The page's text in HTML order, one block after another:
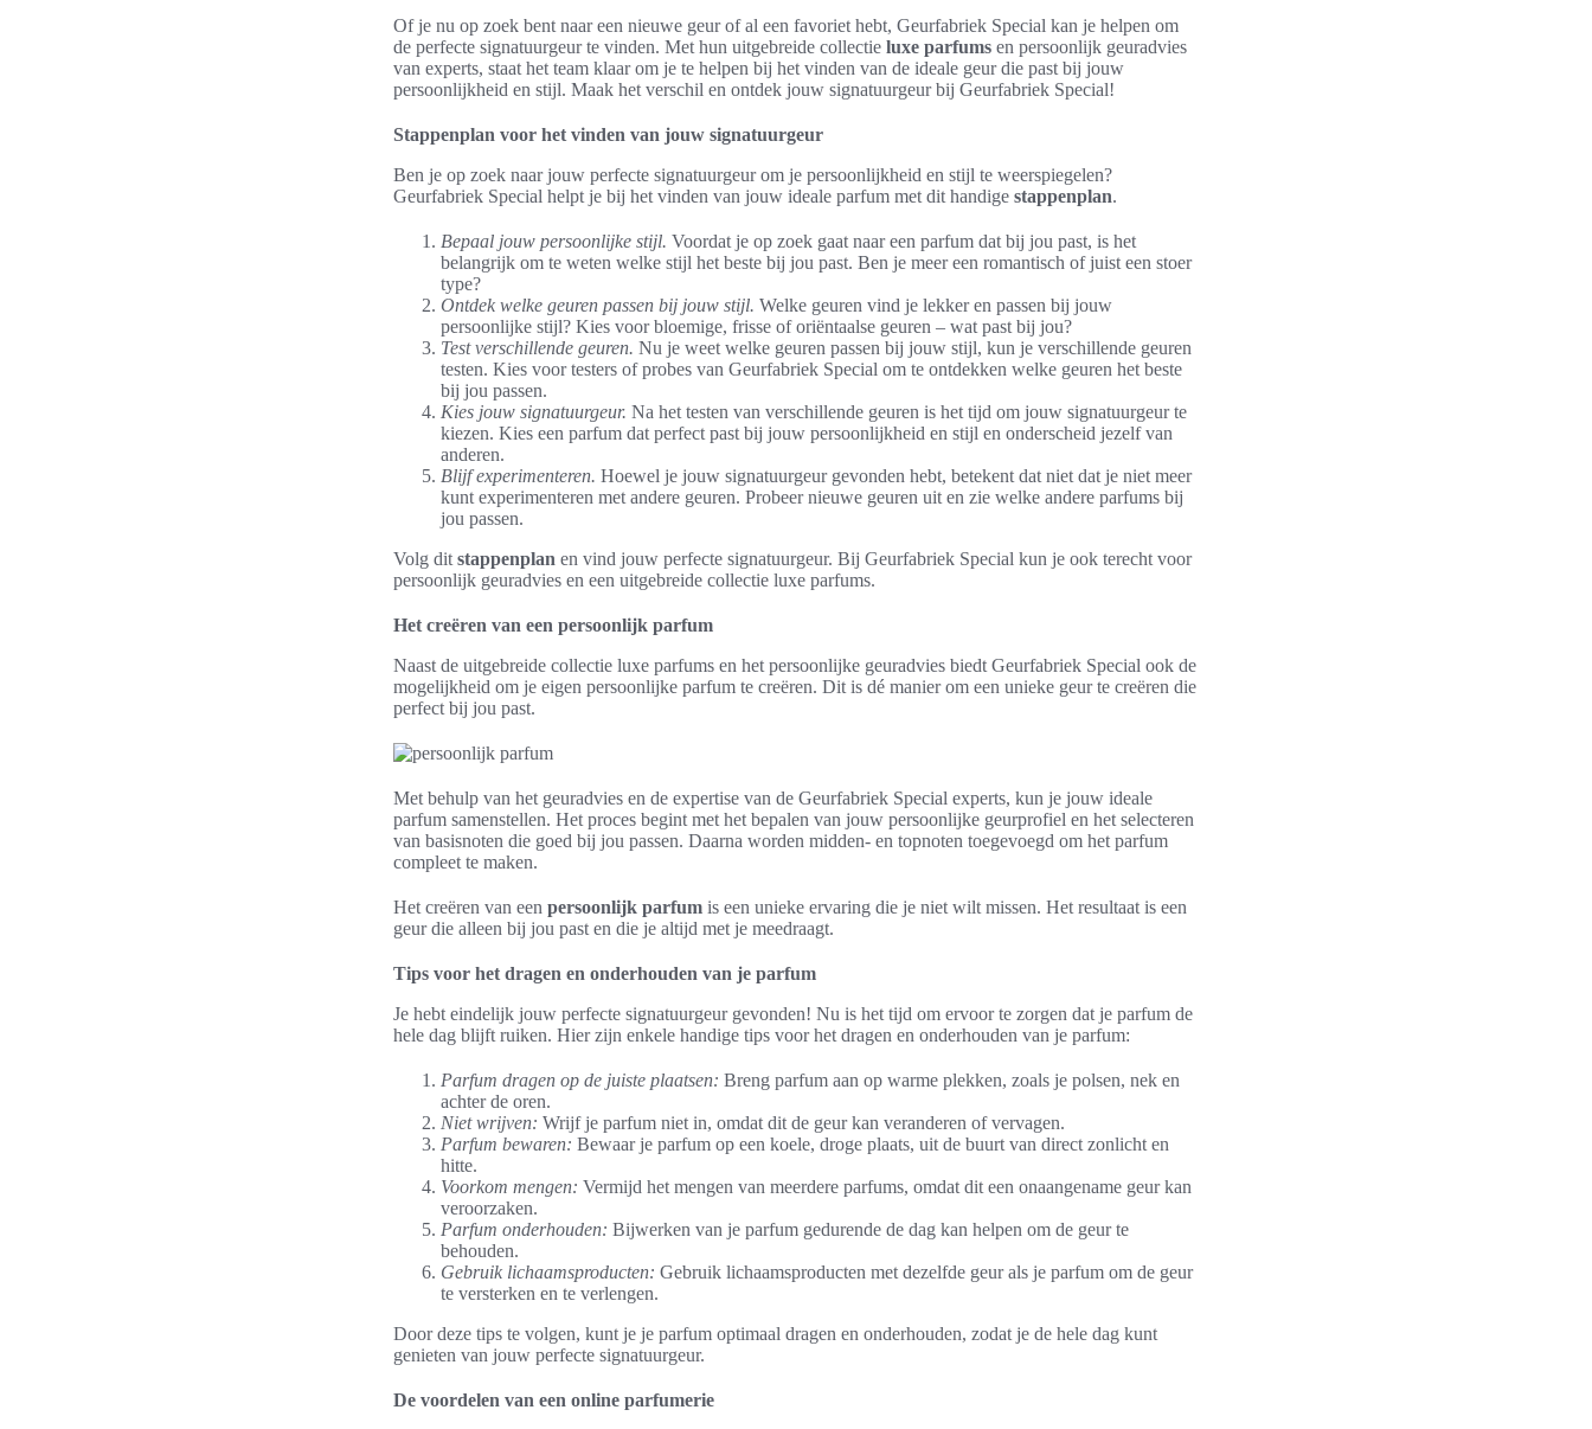
Of je nu op zoek bent naar een nieuwe geur of al een favoriet hebt, Geurfabriek Special kan je helpen om
de perfecte signatuurgeur te vinden. Met hun uitgebreide collectie luxe parfums en persoonlijk geuradvies
van experts, staat het team klaar om je te helpen bij het vinden van de ideale geur die past bij jouw
persoonlijkheid en stijl. Maak het verschil en ontdek jouw signatuurgeur bij Geurfabriek Special!
Stappenplan voor het vinden van jouw signatuurgeur
Ben je op zoek naar jouw perfecte signatuurgeur om je persoonlijkheid en stijl te weerspiegelen?
Geurfabriek Special helpt je bij het vinden van jouw ideale parfum met dit handige stappenplan.
Bepaal jouw persoonlijke stijl. Voordat je op zoek gaat naar een parfum dat bij jou past, is het
belangrijk om te weten welke stijl het beste bij jou past. Ben je meer een romantisch of juist een stoer
type?
Ontdek welke geuren passen bij jouw stijl. Welke geuren vind je lekker en passen bij jouw
persoonlijke stijl? Kies voor bloemige, frisse of oriëntaalse geuren – wat past bij jou?
Test verschillende geuren. Nu je weet welke geuren passen bij jouw stijl, kun je verschillende geuren
testen. Kies voor testers of probes van Geurfabriek Special om te ontdekken welke geuren het beste
bij jou passen.
Kies jouw signatuurgeur. Na het testen van verschillende geuren is het tijd om jouw signatuurgeur te
kiezen. Kies een parfum dat perfect past bij jouw persoonlijkheid en stijl en onderscheid jezelf van
anderen.
Blijf experimenteren. Hoewel je jouw signatuurgeur gevonden hebt, betekent dat niet dat je niet meer
kunt experimenteren met andere geuren. Probeer nieuwe geuren uit en zie welke andere parfums bij
jou passen.
Volg dit stappenplan en vind jouw perfecte signatuurgeur. Bij Geurfabriek Special kun je ook terecht voor
persoonlijk geuradvies en een uitgebreide collectie luxe parfums.
Het creëren van een persoonlijk parfum
Naast de uitgebreide collectie luxe parfums en het persoonlijke geuradvies biedt Geurfabriek Special ook de
mogelijkheid om je eigen persoonlijke parfum te creëren. Dit is dé manier om een unieke geur te creëren die
perfect bij jou past.
Met behulp van het geuradvies en de expertise van de Geurfabriek Special experts, kun je jouw ideale
parfum samenstellen. Het proces begint met het bepalen van jouw persoonlijke geurprofiel en het selecteren
van basisnoten die goed bij jou passen. Daarna worden midden- en topnoten toegevoegd om het parfum
compleet te maken.
Het creëren van een persoonlijk parfum is een unieke ervaring die je niet wilt missen. Het resultaat is een
geur die alleen bij jou past en die je altijd met je meedraagt.
Tips voor het dragen en onderhouden van je parfum
Je hebt eindelijk jouw perfecte signatuurgeur gevonden! Nu is het tijd om ervoor te zorgen dat je parfum de
hele dag blijft ruiken. Hier zijn enkele handige tips voor het dragen en onderhouden van je parfum:
Parfum dragen op de juiste plaatsen: Breng parfum aan op warme plekken, zoals je polsen, nek en
achter de oren.
Niet wrijven: Wrijf je parfum niet in, omdat dit de geur kan veranderen of vervagen.
Parfum bewaren: Bewaar je parfum op een koele, droge plaats, uit de buurt van direct zonlicht en
hitte.
Voorkom mengen: Vermijd het mengen van meerdere parfums, omdat dit een onaangename geur kan
veroorzaken.
Parfum onderhouden: Bijwerken van je parfum gedurende de dag kan helpen om de geur te
behouden.
Gebruik lichaamsproducten: Gebruik lichaamsproducten met dezelfde geur als je parfum om de geur
te versterken en te verlengen.
Door deze tips te volgen, kunt je je parfum optimaal dragen en onderhouden, zodat je de hele dag kunt
genieten van jouw perfecte signatuurgeur.
De voordelen van een online parfumerie